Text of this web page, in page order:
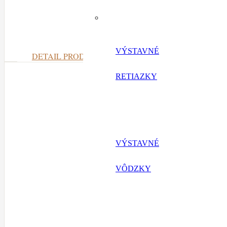
VÝSTAVNÉ
RETIAZKY
VÝSTAVNÉ
VÔDZKY
DETAIL PRODUKTU